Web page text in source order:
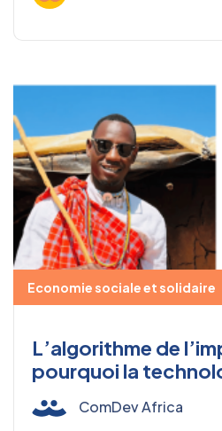
Economie sociale et solidaire
L’algorithme de
pourquoi la
devenue essentielle
transformer l’ESS
ComDev Africa